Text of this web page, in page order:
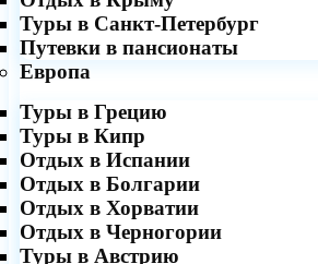
Туры в Санкт-Петербург
Путевки в пансионаты
Европа
Туры в Грецию
Туры в Кипр
Отдых в Испании
Отдых в Болгарии
Отдых в Хорватии
Отдых в Черногории
Туры в Австрию